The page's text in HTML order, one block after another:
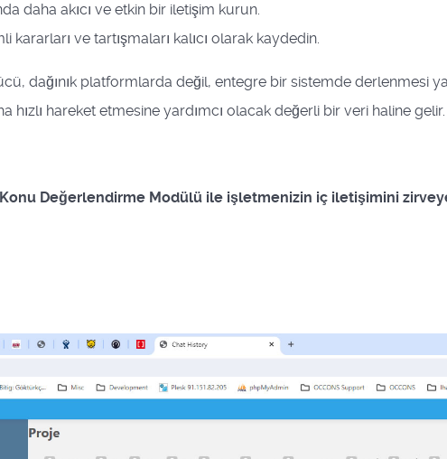
daha akıcı ve etkin bir iletişim kurun.
kararları ve tartışmaları kalıcı olarak kaydedin.
dağınık platformlarda değil, entegre bir sistemde derlenmesi
hızlı hareket etmesine yardımcı olacak değerli bir veri haline gelir.
Konu Değerlendirme Modülü ile işletmenizin iç iletişimini